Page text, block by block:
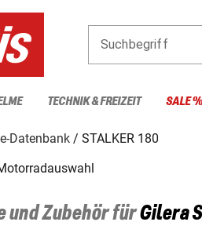
Suchbegriff
TECHNIK & FREIZEIT SALE %
Datenbank
STALKER 180
und Zubehör fürGilera